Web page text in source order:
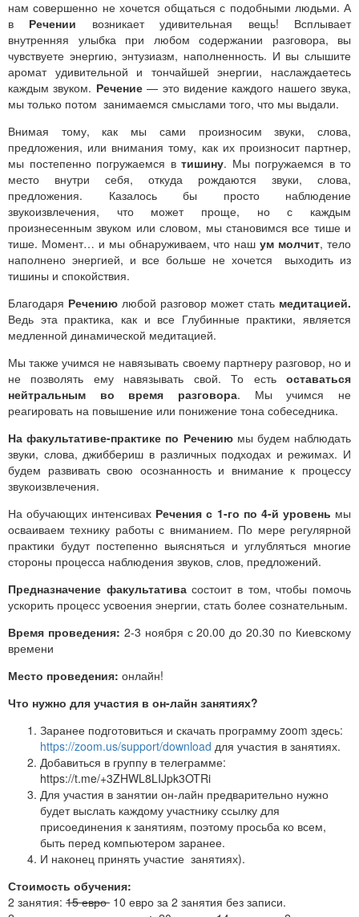
нам совершенно не хочется общаться с подобными людьми. А
в Речении возникает удивительная вещь! Всплывает
внутренняя улыбка при любом содержании разговора, вы
чувствуете энергию, энтузиазм, наполненность. И вы слышите
аромат удивительной и тончайшей энергии, наслаждаетесь
каждым звуком. Речение— это видение каждого нашего звука,
мы только потом занимаемся смыслами того, что мы выдали.
Внимая тому, как мы сами произносим звуки, слова,
предложения, или внимания тому, как их произносит партнер,
мы постепенно погружаемся в тишину. Мы погружаемся в то
место внутри себя, откуда рождаются звуки, слова,
предложения. Казалось бы просто наблюдение
звукоизвлечения, что может проще, но с каждым
произнесенным звуком или словом, мы становимся все тише и
тише. Момент… и мы обнаруживаем, что нашум молчит, тело
наполнено энергией, и все больше не хочется выходить из
тишины и спокойствия.
Благодаря Речению любой разговор может стать медитацией.
Ведь эта практика, как и все Глубинные практики, является
медленной динамической медитацией.
Мы также учимся не навязывать своему партнеру разговор, но и
не позволять ему навязывать свой. То есть оставаться
нейтральным во время разговора. Мы учимся не
реагировать на повышение или понижение тона собеседника.
На факультативе-практике по Речениюмы будем наблюдать
звуки, слова, джиббериш в различных подходах и режимах. И
будем развивать свою осознанность и внимание к процессу
звукоизвлечения.
На обучающих интенсивах Речения с 1-го по 4-й уровень мы
осваиваем технику работы с вниманием. По мере регулярной
практики будут постепенно выясняться и углубляться многие
стороны процесса наблюдения звуков, слов, предложений.
Предназначение факультативасостоит в том, чтобы помочь
ускорить процесс усвоения энергии, стать более сознательным.
Время проведения: 2-3 ноября с 20.00 до 20.30 по Киевскому
времени
Место проведения: онлайн!
Что нужно для участия в он-лайн занятиях?
Заранее подготовиться и скачать программу zoom здесь:
https://zoom.us/support/download для участия в занятиях.
Добавиться в группу в телеграмме:
https://t.me/+3ZHWL8LIJpk3OTRi
Для участия в занятии он-лайн предварительно нужно
будет выслать каждому участнику ссылку для
присоединения к занятиям, поэтому просьба ко всем,
быть перед компьютером заранее.
И наконец принять участие занятиях).
Стоимость обучения:
2 занятия: 15 евро 10 евро за 2 занятия без записи.